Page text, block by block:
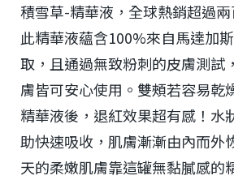
積雪草-精華液，全球熱銷超過兩
此精華液蘊含100%來自馬達加
取，且通過無致粉刺的皮膚測試
膚皆可安心使用。雙頰若容易乾
精華液後，退紅效果超有感！水
助快速吸收，肌膚漸漸由內而外
天的柔嫩肌膚靠這罐無黏膩感的